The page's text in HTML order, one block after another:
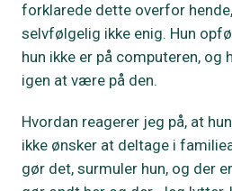
forklarede dette overfor
selvfølgelig ikke enig. Hun
hun ikke er på computeren, og
igen at være på den.
Hvordan reagerer jeg på, at
ikke ønsker at deltage i
gør det, surmuler hun, og der